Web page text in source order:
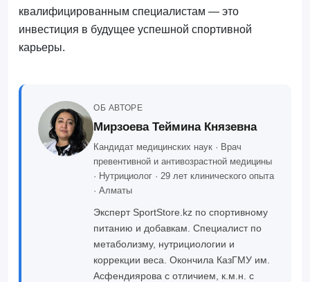
квалифицированным специалистам — это
инвестиция в будущее успешной спортивной
карьеры.
ОБ АВТОРЕ
Мирзоева Теймина Князевна
Кандидат медицинских наук · Врач
превентивной и антивозрастной медицины
· Нутрициолог · 29 лет клинического опыта
· Алматы
Эксперт SportStore.kz по спортивному
питанию и добавкам. Специалист по
метаболизму, нутрициологии и
коррекции веса. Окончила КазГМУ им.
Асфендиярова с отличием, к.м.н. с